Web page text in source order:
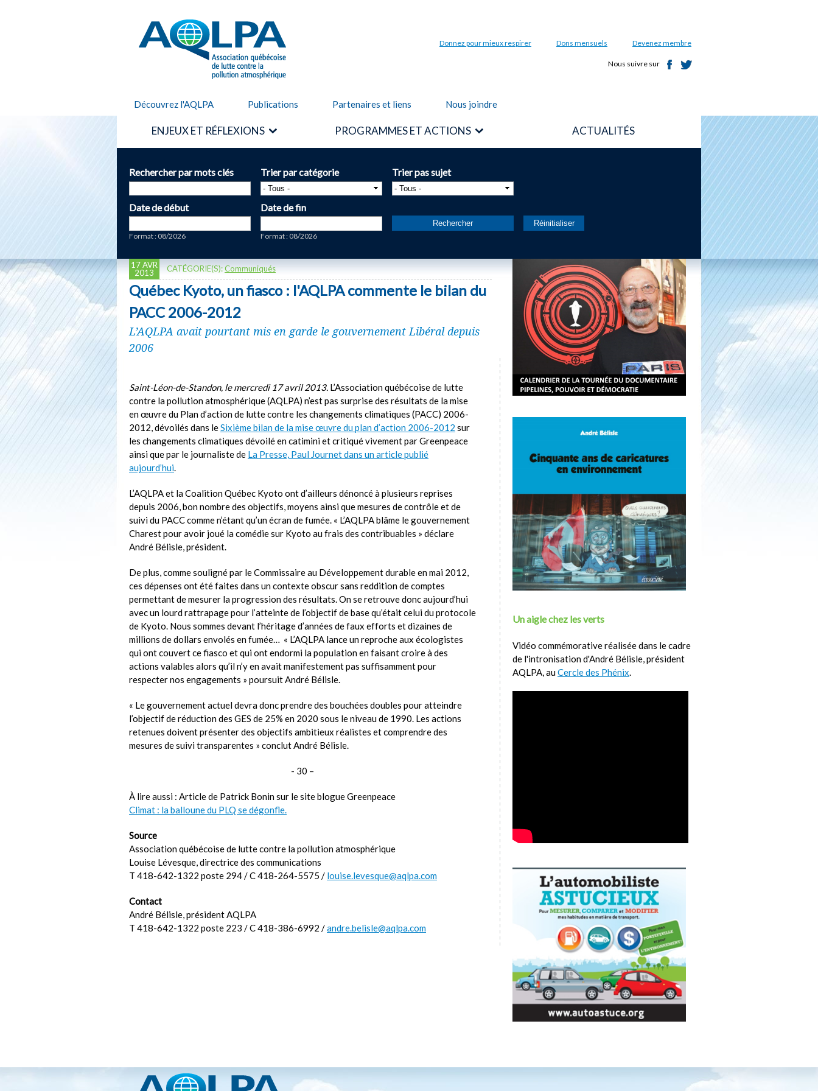
AQLPA Donnez pour mieux respirer Dons mensuels Devenez membre
Nous suivre sur
Découvrez l'AQLPA Publications Partenaires et liens Nous joindre
ENJEUX ET RÉFLEXIONS PROGRAMMES ET ACTIONS ACTUALITÉS
Rechercher par mots clés Trier par catégorie Trier pas sujet
Date de début
Format : 08/2026
Date de fin
Format : 08/2026
17 AVR
2013
CATÉGORIE(S):Communiqués
Québec Kyoto, un fiasco : l'AQLPA commente le bilan du
PACC 2006-2012
L’AQLPA avait pourtant mis en garde le gouvernement Libéral depuis
2006
Saint-Léon-de-Standon, le mercredi 17 avril 2013. L’Association québécoise de lutte
contre la pollution atmosphérique (AQLPA) n’est pas surprise des résultats de la mise
en œuvre du Plan d’action de lutte contre les changements climatiques (PACC) 2006-
2012, dévoilés dans leSixième bilan de la mise œuvre du plan d’action 2006-2012 sur
les changements climatiques dévoilé en catimini et critiqué vivement par Greenpeace
ainsi que par le journaliste de La Presse, Paul Journet dans un article publié
aujourd’hui.
L’AQLPA et la Coalition Québec Kyoto ont d’ailleurs dénoncé à plusieurs reprises
depuis 2006, bon nombre des objectifs, moyens ainsi que mesures de contrôle et de
suivi du PACC comme n’étant qu’un écran de fumée. « L’AQLPA blâme le gouvernement
Charest pour avoir joué la comédie sur Kyoto au frais des contribuables » déclare
André Bélisle, président.
De plus, comme souligné par le Commissaire au Développement durable en mai 2012,
ces dépenses ont été faites dans un contexte obscur sans reddition de comptes
permettant de mesurer la progression des résultats. On se retrouve donc aujourd’hui
avec un lourd rattrapage pour l’atteinte de l’objectif de base qu’était celui du protocole
de Kyoto. Nous sommes devant l’héritage d’années de faux efforts et dizaines de
millions de dollars envolés en fumée… « L’AQLPA lance un reproche aux écologistes
qui ont couvert ce fiasco et qui ont endormi la population en faisant croire à des
actions valables alors qu’il n’y en avait manifestement pas suffisamment pour
respecter nos engagements » poursuit André Bélisle.
« Le gouvernement actuel devra donc prendre des bouchées doubles pour atteindre
l’objectif de réduction des GES de 25% en 2020 sous le niveau de 1990. Les actions
retenues doivent présenter des objectifs ambitieux réalistes et comprendre des
mesures de suivi transparentes » conclut André Bélisle.
- 30 –
À lire aussi : Article de Patrick Bonin sur le site blogue Greenpeace
Climat : la balloune du PLQ se dégonfle.
Source
Association québécoise de lutte contre la pollution atmosphérique
Louise Lévesque, directrice des communications
T 418-642-1322 poste 294 / C 418-264-5575 / louise.levesque@aqlpa.com
Contact
André Bélisle, président AQLPA
T 418-642-1322 poste 223 / C 418-386-6992 /andre.belisle@aqlpa.com
Un aigle chez les verts
Vidéo commémorative réalisée dans le cadre
de l'intronisation d'André Bélisle, président
AQLPA, auCercle des Phénix.